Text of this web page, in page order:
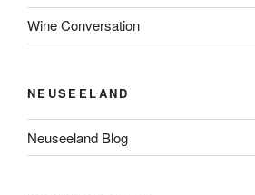
Wine Conversation
NEUSEELAND
Neuseeland Blog